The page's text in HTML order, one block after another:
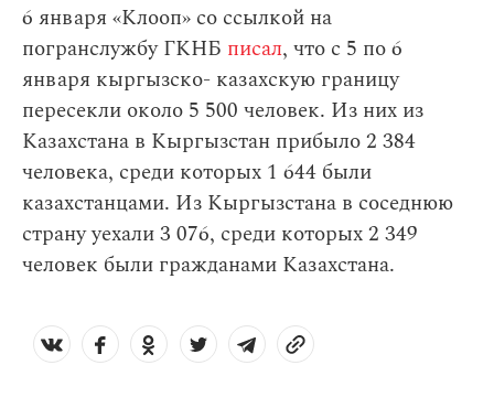
6 января «Клооп» со ссылкой на
погранслужбу ГКНБ писал, что с 5 по 6
января кыргызско- казахскую границу
пересекли около 5 500 человек. Из них из
Казахстана в Кыргызстан прибыло 2 384
человека, среди которых 1 644 были
казахстанцами. Из Кыргызстана в соседнюю
страну уехали 3 076, среди которых 2 349
человек были гражданами Казахстана.